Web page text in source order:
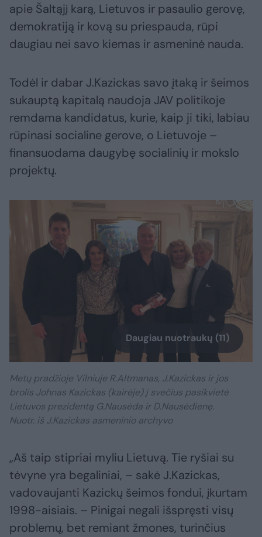
apie Šaltąjį karą, Lietuvos ir pasaulio gerovę,
demokratiją ir kovą su priespauda, rūpi
daugiau nei savo kiemas ir asmeninė nauda.
Todėl ir dabar J.Kazickas savo įtaką ir šeimos
sukauptą kapitalą naudoja JAV politikoje
remdama kandidatus, kurie, kaip ji tiki, labiau
rūpinasi socialine gerove, o Lietuvoje –
finansuodama daugybę socialinių ir mokslo
projektų.
Daugiau nuotraukų (11)
Metų pradžioje Vilniuje R.Altmanas, J.Kazickas ir jos
brolis Johnas Kazickas (kairėje) į svečius pasikvietė
Lietuvos prezidentą G.Nausėda ir D.Nausėdienę.
Nuotr. iš J.Kazickas asmeninio archyvo
„Aš taip stipriai myliu Lietuvą. Tie ryšiai su
tėvyne yra begaliniai, – sakė J.Kazickas,
vadovaujanti Kazickų šeimos fondui, įkurtam
1998-aisiais. – Pinigai negali išspręsti visų
problemų, bet remiant žmones, turinčius